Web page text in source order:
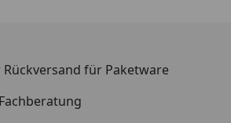
für Paketware